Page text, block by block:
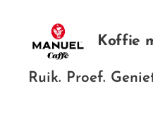
Koffie
Ruik. Proef.